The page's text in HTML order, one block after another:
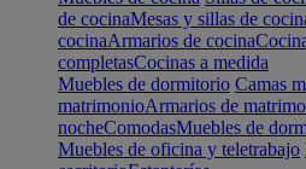
de cocinaMesas y sillas de
cocinaArmarios de cocina
completasCocinas a medida
Muebles de dormitorio Camas
matrimonioArmarios de
nocheComodasMuebles de
Muebles de oficina y teletrabajo